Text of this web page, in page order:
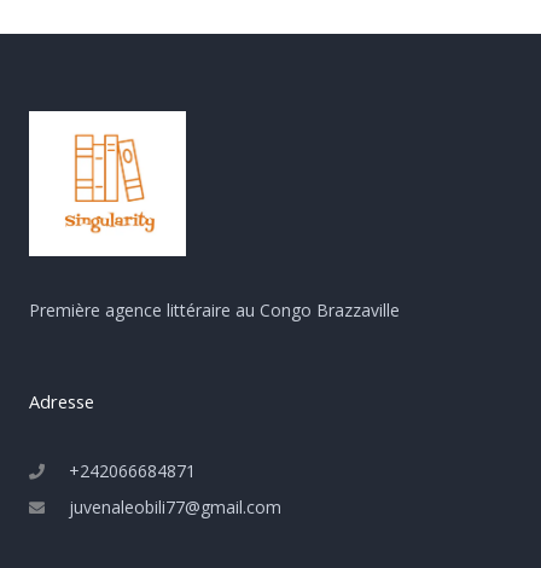
Première agence littéraire au Congo Brazzaville
Adresse
+242066684871
juvenaleobili77@gmail.com